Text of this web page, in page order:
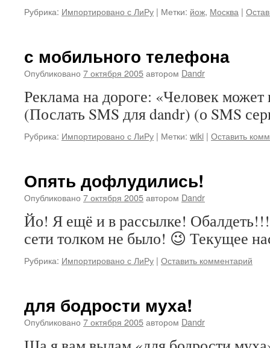
Рубрика: Импортировано с ЛиРу | Метки: йож, Москва |
с мобильного телефона
Опубликовано 7 октября 2005автором Dandr
Реклама на дороге: «Человек может
(Послать SMS для dandr) (о SMS
Рубрика: Импортировано с ЛиРу | Метки: wiki | Оставить
Опять дофлудились!
Опубликовано 7 октября 2005автором Dandr
Йо! Я ещё и в рассылке!
сети толком не было! 😉 Текущее
Рубрика: Импортировано с ЛиРу | Оставить комментарий
для бодрости муха!
Опубликовано 7 октября 2005автором Dandr